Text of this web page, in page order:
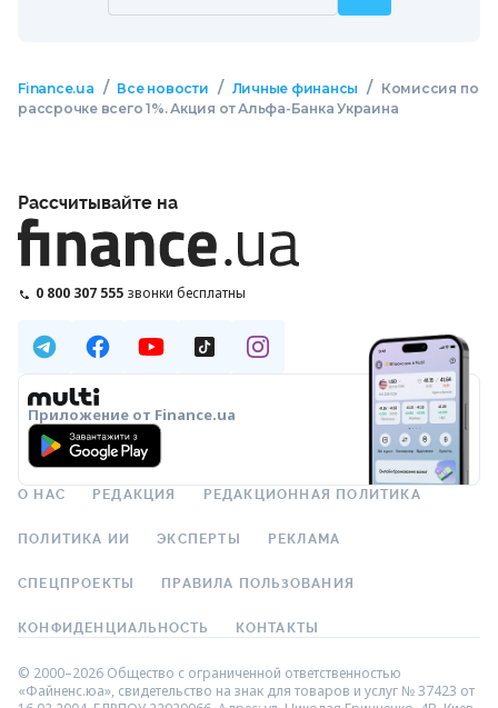
Finance.ua / Все новости / Личные финансы /
Комиссия по
рассрочке всего 1%. Акция от Альфа-Банка Украина
Рассчитывайте на
0 800 307 555 звонки бесплатны
Приложение от Finance.ua
О НАС РЕДАКЦИЯ РЕДАКЦИОННАЯ ПОЛИТИКА
ПОЛИТИКА ИИ ЭКСПЕРТЫ РЕКЛАМА
СПЕЦПРОЕКТЫ ПРАВИЛА ПОЛЬЗОВАНИЯ
КОНФИДЕНЦИАЛЬНОСТЬ КОНТАКТЫ
© 2000–2026 Общество с ограниченной ответственностью
«Файненс.юа», свидетельство на знак для товаров и услуг № 37423 от